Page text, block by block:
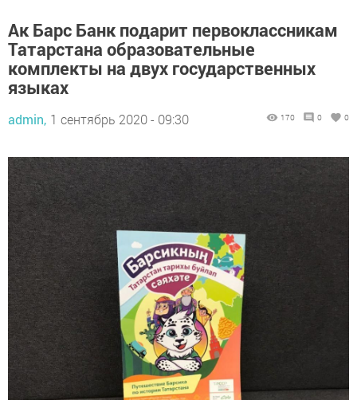
Ак Барс Банк подарит первоклассникам
Татарстана образовательные
комплекты на двух государственных
языках
admin, 1 сентябрь 2020 - 09:30 170 0 0